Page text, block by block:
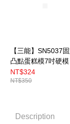
【三能】SN5037
凸點蛋糕模7吋硬模
NT$324
NT$350
Description